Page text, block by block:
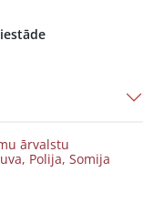
ārvalstu
Polija, Somija